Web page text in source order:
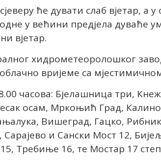
ће дувати слаб вјетар, а
у већини предјела дуваће
вјетар.
хидрометеоролошког
вријеме са
часова: Бјелашница три,
осам, Мркоњић Град,
Вишеград, Гацко,
и Сански Мост 12,
Требиње 16, те Мостар 17